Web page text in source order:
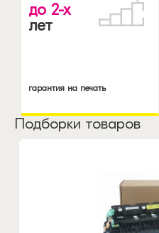
до 2-х
лет
гарантия на печать
Подборки товаров